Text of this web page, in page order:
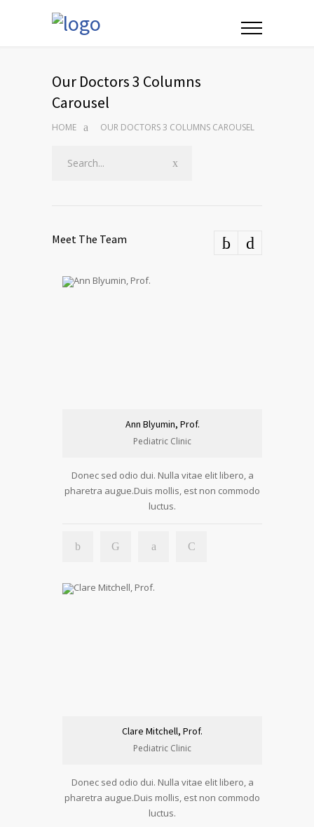
Our Doctors 3 Columns
Carousel
HOME OUR DOCTORS 3 COLUMNS CAROUSEL
Meet The Team
Ann Blyumin, Prof.
Pediatric Clinic
Donec sed odio dui. Nulla vitae elit libero, a
pharetra augue.Duis mollis, est non commodo
luctus.
Clare Mitchell, Prof.
Pediatric Clinic
Donec sed odio dui. Nulla vitae elit libero, a
pharetra augue.Duis mollis, est non commodo
luctus.